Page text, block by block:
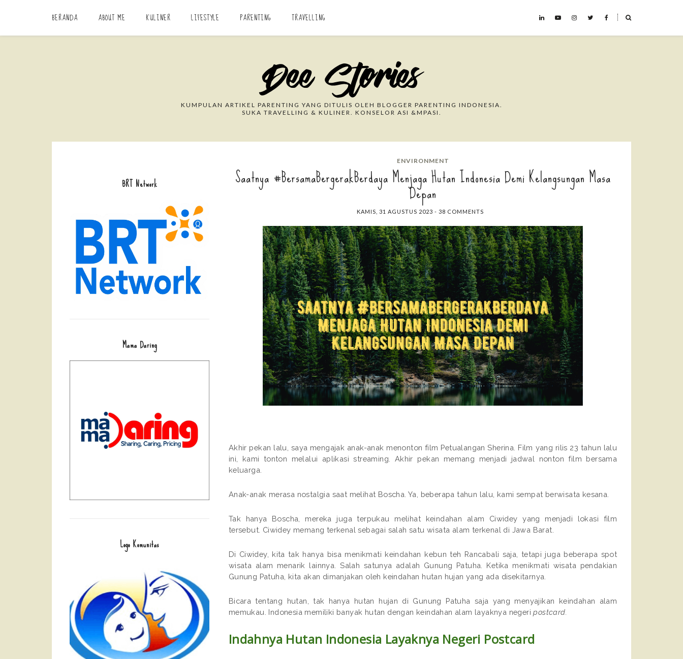
BERANDA ABOUT ME KULINER LIFESTYLE PARENTING TRAVELLING ˟
Search This Blog
KUMPULAN ARTIKEL PARENTING YANG DITULIS OLEH BLOGGER PARENTING INDONESIA.
SUKA TRAVELLING & KULINER. KONSELOR ASI &MPASI.
ENVIRONMENT
Saatnya #BersamaBergerakBerdaya Menjaga Hutan Indonesia Demi Kelangsungan Masa
Depan
KAMIS, 31 AGUSTUS 2023 - 38 COMMENTS
Akhir pekan lalu, saya mengajak anak-anak menonton film Petualangan Sherina. Film yang rilis 23 tahun lalu
ini, kami tonton melalui aplikasi streaming. Akhir pekan memang menjadi jadwal nonton film bersama
keluarga.
Anak-anak merasa nostalgia saat melihat Boscha. Ya, beberapa tahun lalu, kami sempat berwisata kesana.
Tak hanya Boscha, mereka juga terpukau melihat keindahan alam Ciwidey yang menjadi lokasi film
tersebut. Ciwidey memang terkenal sebagai salah satu wisata alam terkenal di Jawa Barat.
Di Ciwidey, kita tak hanya bisa menikmati keindahan kebun teh Rancabali saja, tetapi juga beberapa spot
wisata alam menarik lainnya. Salah satunya adalah Gunung Patuha. Ketika menikmati wisata pendakian
Gunung Patuha, kita akan dimanjakan oleh keindahan hutan hujan yang ada disekitarnya.
Bicara tentang hutan, tak hanya hutan hujan di Gunung Patuha saja yang menyajikan keindahan alam
memukau. Indonesia memiliki banyak hutan dengan keindahan alam layaknya negeripostcard.
Indahnya Hutan Indonesia Layaknya Negeri Postcard
BRT Network
Mama Daring
Logo Komunitas